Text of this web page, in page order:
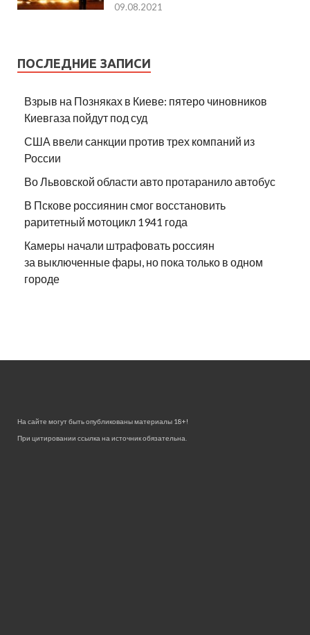
09.08.2021
ПОСЛЕДНИЕ ЗАПИСИ
Взрыв на Позняках в Киеве: пятеро чиновников
Киевгаза пойдут под суд
США ввели санкции против трех компаний из
России
Во Львовской области авто протаранило автобус
В Пскове россиянин смог восстановить
раритетный мотоцикл 1941 года
Камеры начали штрафовать россиян
за выключенные фары, но пока только в одном
городе
На сайте могут быть опубликованы материалы 18+!
При цитировании ссылка на источник обязательна.